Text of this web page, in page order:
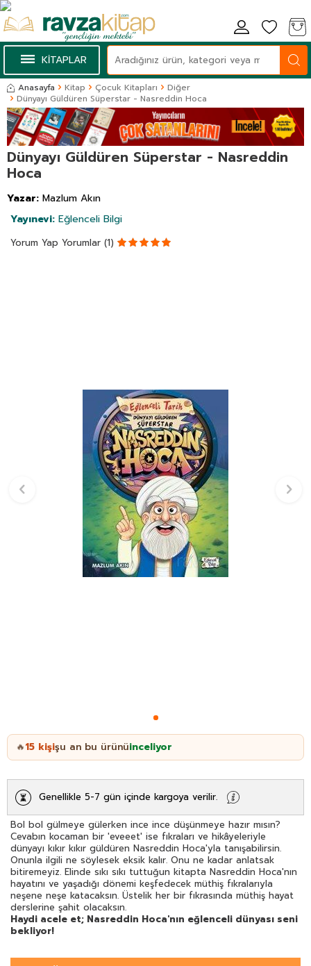
KİTAPLAR
Anasayfa Kitap Çocuk Kitapları
Diğer
Dünyayı Güldüren Süperstar - Nasreddin Hoca
Dünyayı Güldüren Süperstar - Nasreddin
Hoca
Yazar: Mazlum Akın
Yayınevi: Eğlenceli Bilgi
Yorum Yap Yorumlar (1)
🔥15 kişişu an bu ürünüinceliyor
Genellikle 5-7 gün içinde kargoya verilir.
Bol bol gülmeye gülerken ince ince düşünmeye hazır mısın?
Cevabın kocaman bir 'eveeet' ise fıkraları ve hikâyeleriyle
dünyayı kıkır kıkır güldüren Nasreddin Hoca'yla tanışabilirsin.
Onunla ilgili ne söylesek eksik kalır. Onu ne kadar anlatsak
bitiremeyiz. Elinde sıkı sıkı tuttuğun kitapta Nasreddin Hoca'nın
hayatını ve yaşadığı dönemi keşfedecek müthiş fıkralarıyla
neşene neşe katacaksın. Üstelik her bir fıkrasında müthiş hayat
derslerine şahit olacaksın.
Haydi acele et; Nasreddin Hoca'nın eğlenceli dünyası seni
bekliyor!